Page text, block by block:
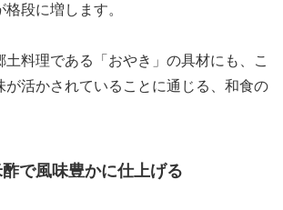
段に増します。
土料理である「おやき」の具材にも、こ
が活かされていることに通じる、和食の
で風味豊かに仕上げる